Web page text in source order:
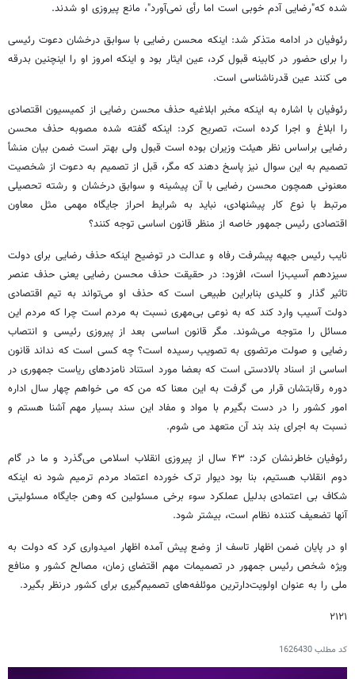
شده که"رضایی آدم خوبی است اما رأی نمی‌آورد"، مانع پیروزی او شدند.
رئوفیان در ادامه متذکر شد: اینکه محسن رضایی با سوابق درخشان دعوت رئیسی
را برای حضور در کابینه قبول کرد، عین ایثار بود و اینکه امروز او را اینچنین بدرقه
می کنند عین قدرناشناسی است.‌
رئوفیان با اشاره به اینکه مخبر ابلاغیه حذف محسن رضایی از کمیسیون اقتصادی
را ابلاغ و اجرا کرده است، تصریح کرد: اینکه گفته شده مصوبه حذف محسن
رضایی براساس نظر هیئت وزیران بوده است قبول ولی بهتر است ضمن بیان منشأ
تصمیم به این سوال نیز پاسخ دهند که مگر، قبل از تصمیم به دعوت از شخصیت
معنونی همچون محسن رضایی با آن پیشینه و سوابق درخشان و رشته تحصیلی
مرتبط با نوع کار پیشنهادی، نباید به شرایط احراز جایگاه مهمی مثل معاون
اقتصادی رئیس جمهور خاصه از منظر قانون اساسی توجه کنند؟
نایب رئیس جبهه پیشرفت رفاه و عدالت در توضیح اینکه حذف رضایی برای دولت
سیزدهم آسیب‌زا است، افزود: در حقیقت حذف محسن رضایی یعنی حذف عنصر
تاثیر گذار و کلیدی بنابراین طبیعی است که حذف او می‌تواند به تیم اقتصادی
دولت آسیب وارد کند که به نوعی بی‌مهری نسبت به مردم است چرا که مردم این
مسائل را متوجه می‌شوند. مگر قانون اساسی بعد از پیروزی رئیسی و انتصاب
رضایی و صولت مرتضوی به تصویب رسیده است؟ چه کسی است که نداند قانون
اساسی از اسناد بالادستی است که بعضا مورد استناد نامزدهای ریاست جمهوری در
دوره رقابتشان قرار می گرفت به این معنا که من که می خواهم چهار سال اداره
امور کشور را در دست بگیرم با مواد و مفاد این سند بسیار مهم آشنا هستم و
نسبت به اجرای بند بند آن متعهد می شوم.
رئوفیان خاطرنشان کرد: ۴۳ سال از پیروزی انقلاب اسلامی می‌گذرد و ما در گام
دوم انقلاب هستیم، بنا بود دیوار ترک خورده اعتماد مردم ترمیم شود نه اینکه
شکاف بی اعتمادی بدلیل عملکرد سوء برخی مسئولین که وهن جایگاه مسئولیتی
آنها تضعیف کننده نظام است، بیشتر شود.
او در پایان ضمن اظهار تاسف از وضع پیش آمده اظهار امیدواری کرد که دولت به
ویژه شخص رئیس جمهور در تصمیمات مهم اقتضای زمان، مصالح کشور و منافع
ملی را به عنوان اولویت‌دارترین موئلفه‌های تصمیم‌گیری برای کشور درنظر بگیرد.
۲۱۲۱
کد مطلب1626430